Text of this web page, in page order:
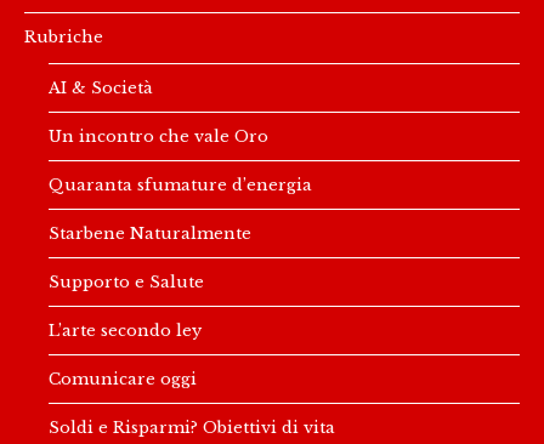
Rubriche
AI & Società
Un incontro che vale Oro
Quaranta sfumature d’energia
Starbene Naturalmente
Supporto e Salute
L’arte secondo ley
Comunicare oggi
Soldi e Risparmi? Obiettivi di vita